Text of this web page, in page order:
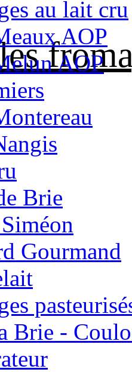
au lait cru
AOP
AOP
Brie
Gourmand
Brie -